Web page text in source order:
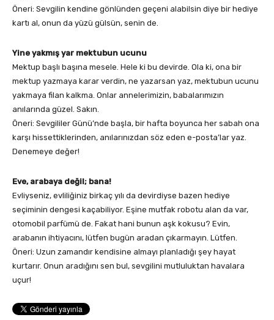
Öneri: Sevgilin kendine gönlünden geçeni alabilsin diye bir hediye
kartı al, onun da yüzü gülsün, senin de.
Yine yakmış yar mektubun ucunu
Mektup başlı başına mesele. Hele ki bu devirde. Ola ki, ona bir
mektup yazmaya karar verdin, ne yazarsan yaz, mektubun ucunu
yakmaya filan kalkma. Onlar annelerimizin, babalarımızın
anılarında güzel. Sakın.
Öneri: Sevgililer Günü’nde başla, bir hafta boyunca her sabah ona
karşı hissettiklerinden, anılarınızdan söz eden e-posta’lar yaz.
Denemeye değer!
Eve, arabaya değil; bana!
Evliyseniz, evliliğiniz birkaç yılı da devirdiyse bazen hediye
seçiminin dengesi kaçabiliyor. Eşine mutfak robotu alan da var,
otomobil parfümü de. Fakat hani bunun aşk kokusu? Evin,
arabanın ihtiyacını, lütfen bugün aradan çıkarmayın. Lütfen.
Öneri: Uzun zamandır kendisine almayı planladığı şey hayat
kurtarır. Onun aradığını sen bul, sevgilini mutluluktan havalara
uçur!